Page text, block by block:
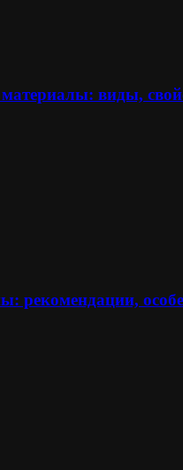
виды,
рекомендации,